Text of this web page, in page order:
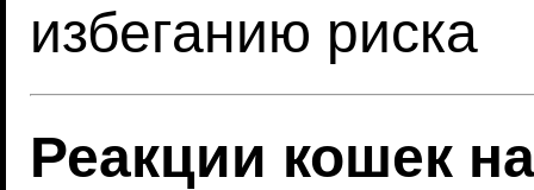
избеганию риска
Реакции кошек на